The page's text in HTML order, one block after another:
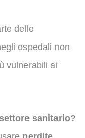
delle
ospedali non
vulnerabili ai
sanitario?